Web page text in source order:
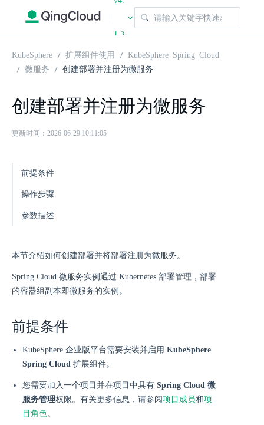
|
1.3
KubeSphere 扩展组件使用
KubeSphere Spring Cloud
微服务
创建部署并注册为微服务
创建部署并注册为微服务
更新时间：2026-06-29 10:11:05
前提条件
操作步骤
参数描述
本节介绍如何创建部署并将部署注册为微服务。
Spring Cloud 微服务实例通过 Kubernetes 部署管理，部署
的容器组副本即微服务的实例。
前提条件
KubeSphere 企业版平台需要安装并启用 KubeSphere
Spring Cloud 扩展组件。
您需要加入一个项目并在项目中具有 Spring Cloud 微
服务管理权限。有关更多信息，请参阅项目成员和项
目角色。